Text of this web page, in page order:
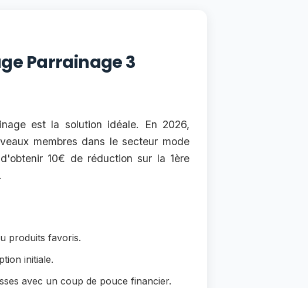
Parrainage 3
est la solution idéale. En 2026,
membres dans le secteur mode
10€ de réduction sur la 1ère
produits favoris.
initiale.
avec un coup de pouce financier.